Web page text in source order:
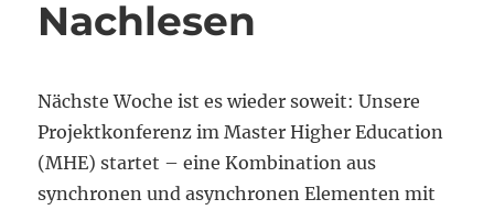
Nachlesen
Nächste Woche ist es wieder soweit: Unsere
Projektkonferenz im Master Higher Education
(MHE) startet – eine Kombination aus
synchronen und asynchronen Elementen mit